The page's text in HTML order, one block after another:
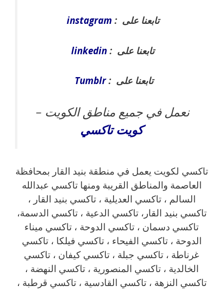
تابعنا على : instagram
تابعنا على : linkedin
تابعنا على :Tumblr
نعمل في جميع مناطق الكويت –
كويت تاكسي
تاكسي لكويت يعمل في منطقة بنيد القار بمحافظة
العاصمة والمناطق القريبة ‎ومنها تاكسي عبدالله
السالم ، تاكسي العديلية ، تاكسي بنيد القار ،
تاكسي بنيد القار، تاكسي الدعية ، تاكسي الدسمة،
تاكسي دسمان ، تاكسي الدوحة ، تاكسي ميناء
الدوحة ، تاكسي الفيحاء ، تاكسي فيلكا ، تاكسي
غرناطة ، تاكسي جبلة ، تاكسي كيفان ، تاكسي
الخالدية ، تاكسي المنصورية ، تاكسي النهضة ،
تاكسي النزهة ، تاكسي القادسية ، تاكسي قرطبة ،